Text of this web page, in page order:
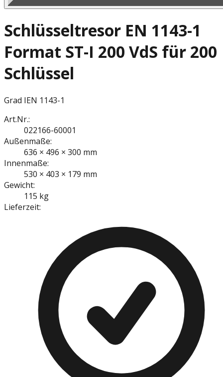
Schlüsseltresor EN 1143-1
Format ST-I 200 VdS für 200
Schlüssel
Grad IEN 1143-1
Art.Nr.:
022166-60001
Außenmaße:
636 × 496 × 300 mm
Innenmaße:
530 × 403 × 179 mm
Gewicht:
115 kg
Lieferzeit: